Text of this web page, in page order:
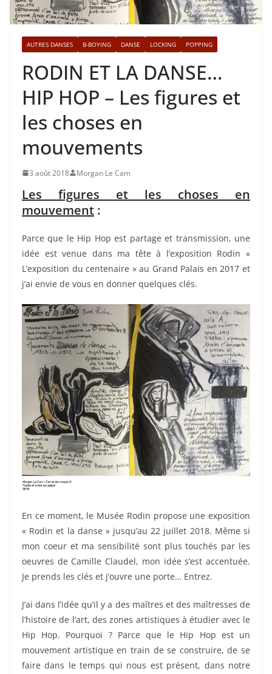
AUTRES DANSES B-BOYING DANSE LOCKING POPPING
RODIN ET LA DANSE…
HIP HOP – Les figures et
les choses en
mouvements
3 août 2018 Morgan Le Cam
Les figures et les choses en
mouvement :
Parce que le Hip Hop est partage et transmission, une
idée est venue dans ma tête à l’exposition Rodin «
L’exposition du centenaire » au Grand Palais en 2017 et
j’ai envie de vous en donner quelques clés.
En ce moment, le Musée Rodin propose une exposition
« Rodin et la danse » jusqu’au 22 juillet 2018. Même si
mon coeur et ma sensibilité sont plus touchés par les
oeuvres de Camille Claudel, mon idée s’est accentuée.
Je prends les clés et j’ouvre une porte… Entrez.
J’ai dans l’idée qu’il y a des maîtres et des maîtresses de
l’histoire de l’art, des zones artistiques à étudier avec le
Hip Hop. Pourquoi ? Parce que le Hip Hop est un
mouvement artistique en train de se construire, de se
faire dans le temps qui nous est présent, dans notre